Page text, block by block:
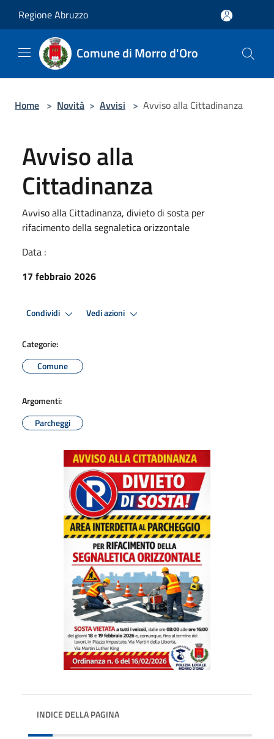
Regione Abruzzo
Comune di Morro d'Oro
Home > Novità > Avvisi > Avviso alla Cittadinanza
Avviso alla
Cittadinanza
Avviso alla Cittadinanza, divieto di sosta per
rifacimento della segnaletica orizzontale
Data :
17 febbraio 2026
Condividi Vedi azioni
Categorie:
Comune
Argomenti:
Parcheggi
INDICE DELLA PAGINA